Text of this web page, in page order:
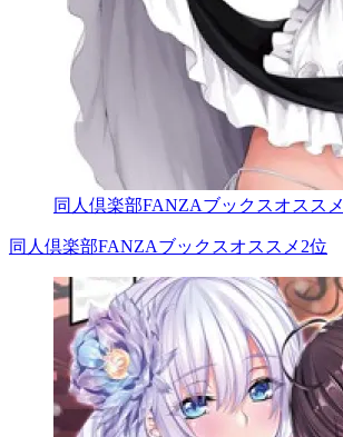
同人倶楽部FANZAブックスオススメ
同人倶楽部FANZAブックスオススメ2位